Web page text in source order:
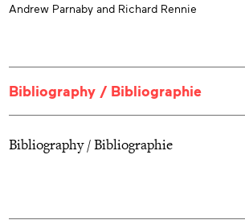
Andrew Parnaby and Richard Rennie
Bibliography / Bibliographie
Bibliography / Bibliographie